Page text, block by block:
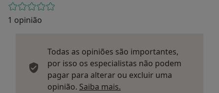
1 opinião
Todas as opiniões são importantes,
por isso os especialistas não podem
pagar para alterar ou excluir uma
opinião. Saiba mais.